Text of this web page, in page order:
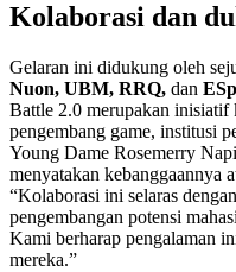
Kolaborasi dan
Gelaran ini didukung oleh
Nuon, UBM, RRQ, dan
Battle 2.0 merupakan inisiatif
pengembang game, institusi
Young Dame Rosemerry
menyatakan kebanggaannya
“Kolaborasi ini selaras
pengembangan potensi
Kami berharap pengalaman
mereka.”